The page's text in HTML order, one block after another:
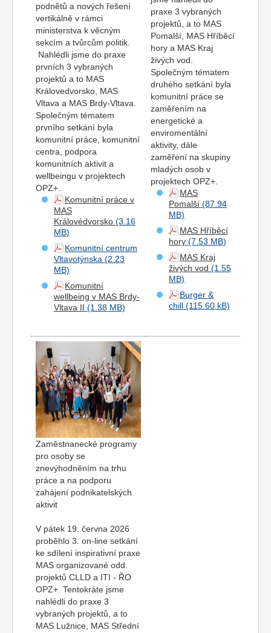
podnětů a nových řešení
vertikálně v rámci
ministerstva k věcným
sekcím a tvůrcům politik.
Nahlédli jsme do praxe
prvních 3 vybraných
projektů a to MAS
Královedvorsko, MAS
Vltava a MAS Brdy-Vltava.
Společným tématem
prvního setkání byla
komunitní práce, komunitní
centra, podpora
komunitních aktivit a
wellbeingu v projektech
OPZ+.
Komunitní práce v
MAS
Královédvorsko
Komunitní centrum
Vltavotýnska
Komunitní
wellbeing v MAS Brdy-
Vltava II
praxe 3 vybraných
projektů, a to MAS
Pomalší, MAS Hříběcí
hory a MAS Kraj
živých vod.
Společným tématem
druhého setkání byla
komunitní práce se
zaměřením na
energetické a
enviromentální
aktivity, dále
zaměření na skupiny
mladých osob v
projektech OPZ+.
MAS
Pomalší
MAS Hříběcí
hory
MAS Kraj
živých vod
Burger &
chill
Zaměstnanecké programy
pro osoby se
znevýhodněním na trhu
práce a na podporu
zahájení podnikatelských
aktivit
V pátek 19. června 2026
proběhlo 3. on-line setkání
ke sdílení inspirativní praxe
MAS organizované odd.
projektů CLLD a ITI - ŘO
OPZ+. Tentokráte jsme
nahlédli do praxe 3
vybraných projektů, a to
MAS Lužnice, MAS Střední